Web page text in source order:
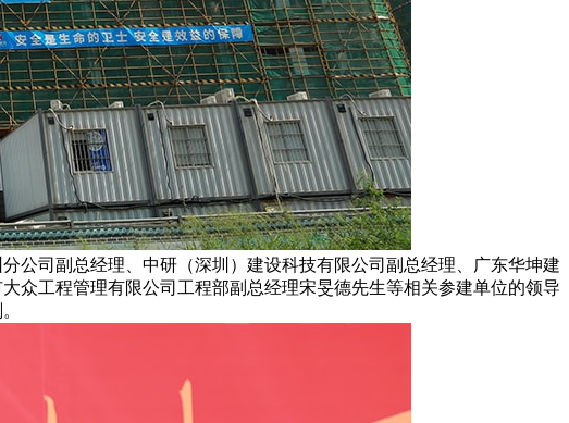
公司副总经理、中研（深圳）建设科技有限公司副总经理、广东华坤建
众工程管理有限公司工程部副总经理宋旻德先生等相关参建单位的领导